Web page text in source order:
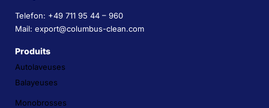
Telefon: +49 711 95 44 – 960
Mail: export@columbus-clean.com
Produits
Autolaveuses
Balayeuses
Monobrosses